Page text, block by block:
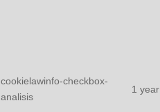
cookielawinfo-checkbox-
analisis
1 year